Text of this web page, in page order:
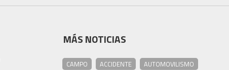
MÁS NOTICIAS
CAMPO ACCIDENTE
AUTOMOVILISMO